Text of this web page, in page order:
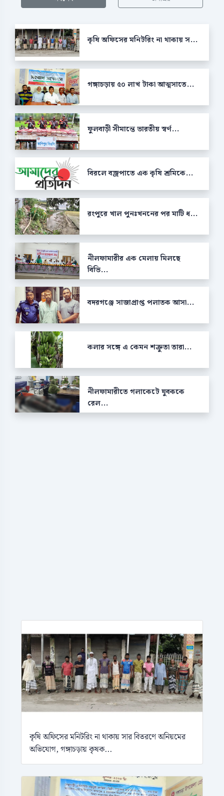
কৃষি অফিসের মনিটরিং না থাকায় স...
গঙ্গাচড়ায় ৫০ লাখ টাকা আত্মসাতে...
ফুলবাড়ী সীমান্তে ভারতীয় স্বর্ণ...
বিরলে বজ্রপাতে এক কৃষি শ্রমিকে...
রংপুরে খাল পুনঃখননের পর মাটি ধ...
নীলফামারীর এক মেলায় মিলছে
বিভি...
বদরগঞ্জে সাজাপ্রাপ্ত পলাতক আসা...
কলার সঙ্গে এ কেমন শক্রুতা তারা...
নীলফামারীতে গলাকেটে যুবককে
রেল...
কৃষি অফিসের মনিটরিং না থাকায় সার বিতরণে অনিয়মের
অভিযোগ, গঙ্গাচড়ায় কৃষক...